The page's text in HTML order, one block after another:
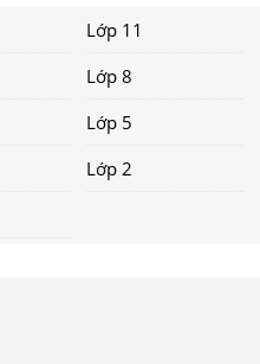
Lớp 11
Lớp 8
Lớp 5
Lớp 2